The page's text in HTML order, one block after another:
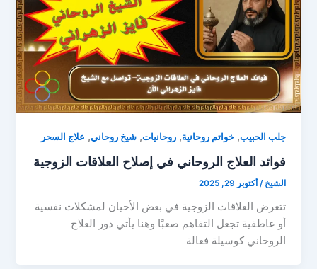
جلب الحبيب,خواتم روحانية,روحانيات,شيخ روحاني, علاج السحر
فوائد العلاج الروحاني في إصلاح العلاقات الزوجية
الشيخ/ أكتوبر 29, 2025
تتعرض العلاقات الزوجية في بعض الأحيان لمشكلات نفسية
أو عاطفية تجعل التفاهم صعبًا وهنا يأتي دور العلاج
الروحاني كوسيلة فعالة